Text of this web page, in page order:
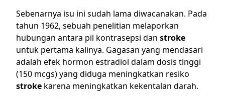
Sebenarnya isu ini sudah lama diwacanakan. Pada
tahun 1962, sebuah penelitian melaporkan
hubungan antara pil kontrasepsi dan stroke
untuk pertama kalinya. Gagasan yang mendasari
adalah efek hormon estradiol dalam dosis tinggi
(150 mcgs) yang diduga meningkatkan resiko
stroke karena meningkatkan kekentalan darah.